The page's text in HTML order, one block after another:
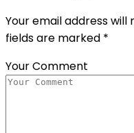
Your email address will
fields are marked *
Your Comment